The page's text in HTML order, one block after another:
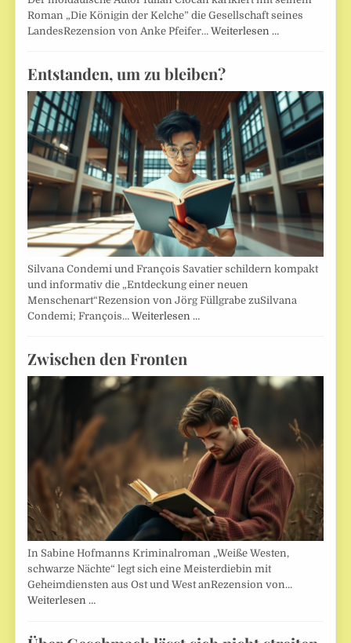
Roman „Die Königin der Kelche” die Gesellschaft seines
LandesRezension von Anke Pfeifer…Weiterlesen …
Entstanden, um zu bleiben?
Silvana Condemi und François Savatier schildern kompakt
und informativ die „Entdeckung einer neuen
Menschenart“Rezension von Jörg Füllgrabe zuSilvana
Condemi; François…Weiterlesen …
Zwischen den Fronten
In Sabine Hofmanns Kriminalroman „Weiße Westen,
schwarze Nächte“ legt sich eine Meisterdiebin mit
Geheimdiensten aus Ost und West anRezension von…
Weiterlesen …